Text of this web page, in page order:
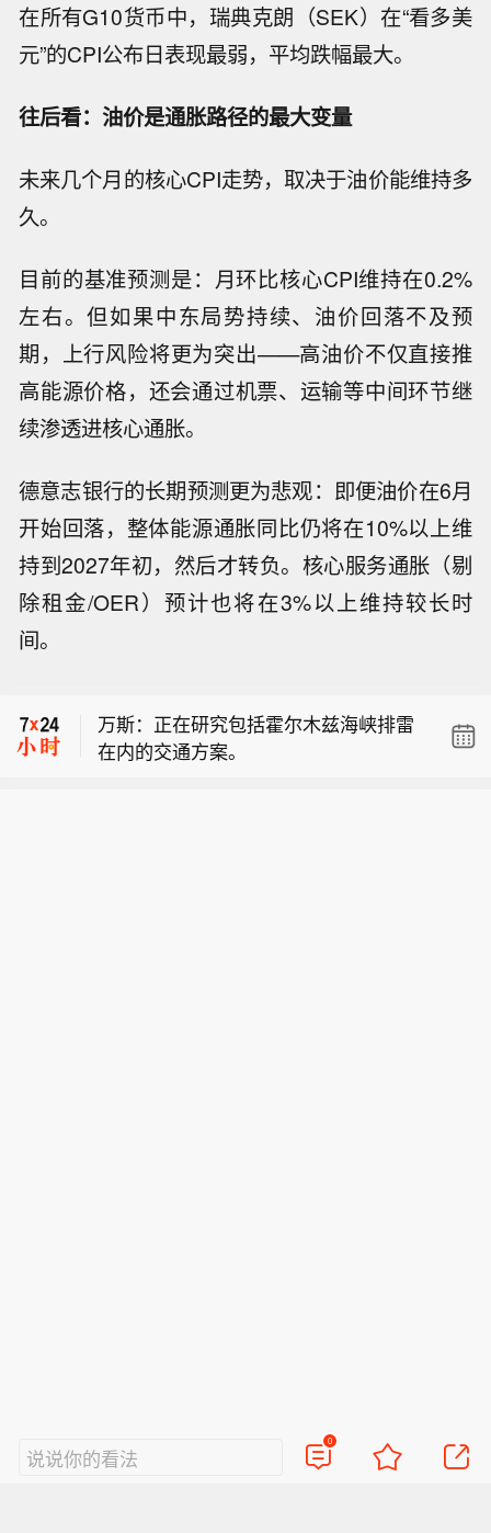
在所有G10货币中，瑞典克朗（SEK）在“看多美
元”的CPI公布日表现最弱，平均跌幅最大。
往后看：油价是通胀路径的最大变量
未来几个月的核心CPI走势，取决于油价能维持多
久。
目前的基准预测是：月环比核心CPI维持在0.2%
左右。但如果中东局势持续、油价回落不及预
期，上行风险将更为突出——高油价不仅直接推
高能源价格，还会通过机票、运输等中间环节继
续渗透进核心通胀。
德意志银行的长期预测更为悲观：即便油价在6月
开始回落，整体能源通胀同比仍将在10%以上维
持到2027年初，然后才转负。核心服务通胀（剔
除租金/OER）预计也将在3%以上维持较长时
间。
万斯谈伊朗：我们仍然处于“比赛的中
万斯：正在研究包括霍尔木兹海峡排雷
在内的交通方案。
说说你的看法
0